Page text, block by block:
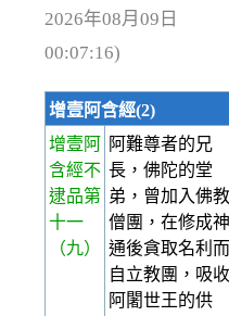
2026年08月09日
00:07:16)
增壹阿含經(2)
增壹阿
含經不
逮品第
十一
（九）
阿難尊者的兄
長，佛陀的堂
弟，曾加入佛教
僧團，在修成神
通後貪取名利而
自立教團，吸收
阿闍世王的供